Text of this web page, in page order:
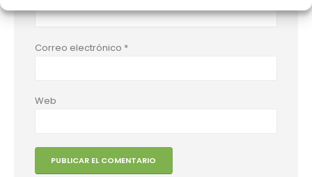
Correo electrónico *
Web